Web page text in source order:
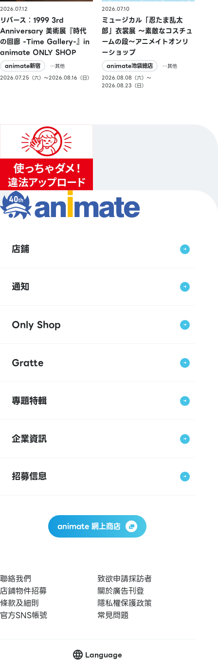
2026.07.12
リバース：1999 3rd
Anniversary 美術展『時代
の回廊 -Time Gallery-』in
animate ONLY SHOP
animate新宿
…其他
2026.07.25（六）〜2026.08.16（日）
2026.07.10
ミュージカル「忍たま乱太
郎」衣裳展 ～素敵なコスチュ
ームの段～アニメイトオンリ
ーショップ
animate池袋總店
…其他
2026.08.08（六）〜
2026.08.23（日）
店鋪
通知
Only Shop
Gratte
專題特輯
企業資訊
招募信息
animate 網上商店
聯絡我們
致欲申請採訪者
店鋪物件招募
關於廣告刊登
條款及細則
隱私權保護政策
官方SNS帳號
常見問題
Language